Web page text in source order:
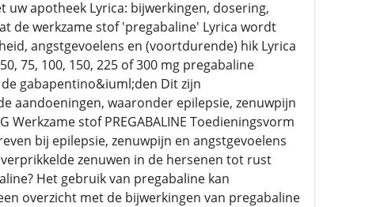
uw apotheek Lyrica: bijwerkingen, dosering,
de werkzame stof 'pregabaline' Lyrica wordt
angstgevoelens en (voortdurende) hik Lyrica
75, 100, 150, 225 of 300 mg pregabaline
gabapentino&iuml;den Dit zijn
aandoeningen, waaronder epilepsie, zenuwpijn
Werkzame stof PREGABALINE Toedieningsvorm
bij epilepsie, zenuwpijn en angstgevoelens
zenuwen in de hersenen tot rust
Het gebruik van pregabaline kan
overzicht met de bijwerkingen van pregabaline